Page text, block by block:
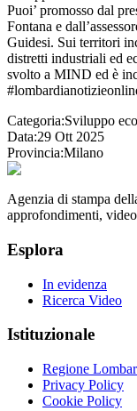
Puoi’ promosso dal
Fontana e
Guidesi. Sui territori
distretti industriali ed
svolto a MIND ed è
Categoria:Sviluppo
Data:29 Ott 2025
Provincia:Milano
Agenzia di stampa
approfondimenti,
Esplora
In evidenza
Ricerca Video
Istituzionale
Regione
Privacy Policy
Cookie Policy